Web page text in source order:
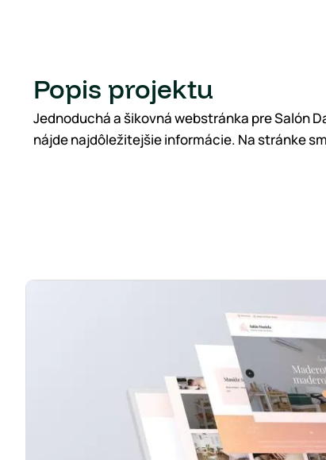
Popis projektu
Jednoduchá a šikovná webstránka pre Salón
nájde najdôležitejšie informácie. Na stránke